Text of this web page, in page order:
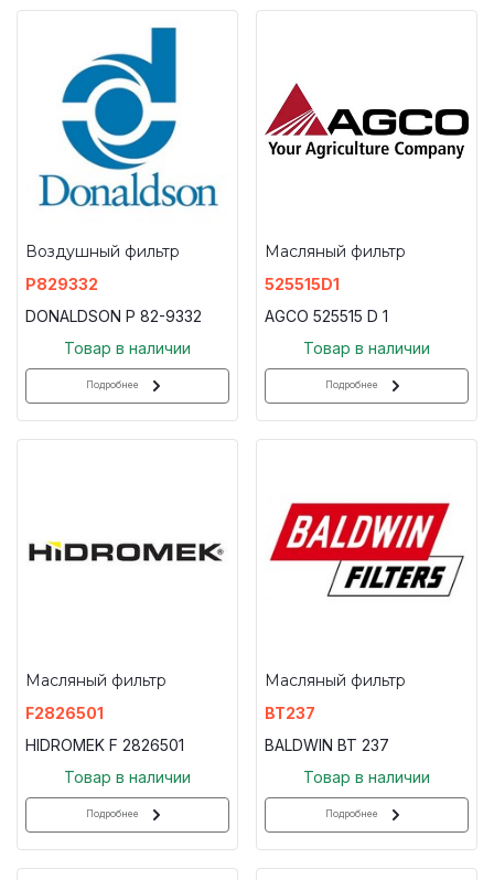
Воздушный фильтр
P829332
DONALDSON P 82-9332
Товар в наличии
Подробнее
Масляный фильтр
525515D1
AGCO 525515 D 1
Товар в наличии
Подробнее
Масляный фильтр
F2826501
HIDROMEK F 2826501
Товар в наличии
Подробнее
Масляный фильтр
BT237
BALDWIN BT 237
Товар в наличии
Подробнее